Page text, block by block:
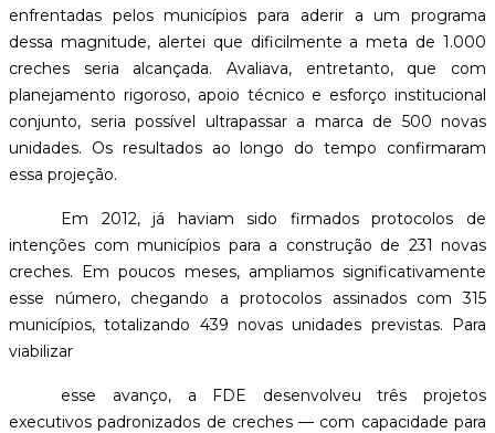
enfrentadas pelos municípios para aderir a um programa
dessa magnitude, alertei que dificilmente a meta de 1.000
creches seria alcançada. Avaliava, entretanto, que com
planejamento rigoroso, apoio técnico e esforço institucional
conjunto, seria possível ultrapassar a marca de 500 novas
unidades. Os resultados ao longo do tempo confirmaram
essa projeção.
Em 2012, já haviam sido firmados protocolos de
intenções com municípios para a construção de 231 novas
creches. Em poucos meses, ampliamos significativamente
esse número, chegando a protocolos assinados com 315
municípios, totalizando 439 novas unidades previstas. Para
viabilizar
esse avanço, a FDE desenvolveu três projetos
executivos padronizados de creches — com capacidade para